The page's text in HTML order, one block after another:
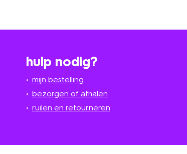
hulp nodig?
mijn bestelling
bezorgen of afhalen
ruilen en retourneren